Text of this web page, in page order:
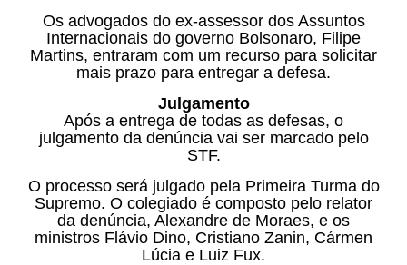
Os advogados do ex-assessor dos Assuntos
Internacionais do governo Bolsonaro, Filipe
Martins, entraram com um recurso para solicitar
mais prazo para entregar a defesa.
Julgamento
Após a entrega de todas as defesas, o
julgamento da denúncia vai ser marcado pelo
STF.
O processo será julgado pela Primeira Turma do
Supremo. O colegiado é composto pelo relator
da denúncia, Alexandre de Moraes, e os
ministros Flávio Dino, Cristiano Zanin, Cármen
Lúcia e Luiz Fux.